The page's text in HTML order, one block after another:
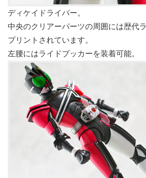
ディケイドライバー。
中央のクリアーパーツの周囲には歴代
プリントされています。
左腰にはライドブッカーを装着可能。